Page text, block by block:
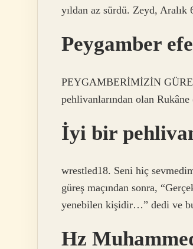
yıldan az sürdü. Zeyd, Aralık
Peygamber
PEYGAMBERİMİZİN
pehlivanlarından olan
İyi bir
wrestled18. Seni hiç
güreş maçından sonra,
yenebilen kişidir…” dedi ve
Hz